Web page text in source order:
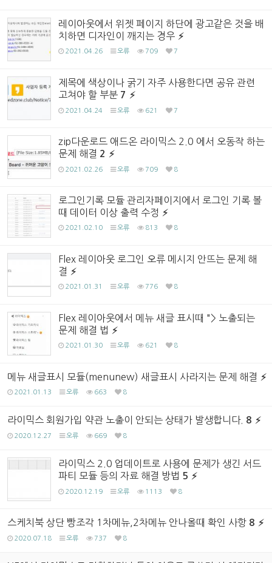
레이아웃에서 위젯 페이지 하단에 광고같은 것을 배
치하면 디자인이 깨지는 경우
2021.04.26 오류 709 7
제목에 색상이나 굵기 자주 사용한다면 공유 관련
고쳐야 할 부분 7
2021.04.24 오류 621 7
zip다운로드 애드온 라이믹스 2.0 에서 오동작 하는
문제 해결 2
2021.02.26 오류 709 8
로그인기록 모듈 관리자페이지에서 로그인 기록 볼
때 데이터 이상 출력 수정
2021.02.10 오류 813 8
Flex 레이아웃 로그인 오류 메시지 안뜨는 문제 해
결
2021.01.31 오류 776 8
Flex 레이아웃에서 메뉴 새글 표시때 "> 노출되는
문제 해결 법
2021.01.30 오류 621 8
메뉴 새글표시 모듈(menunew) 새글표시 사라지는 문제 해결
2021.01.13 오류 663 8
라이믹스 회원가입 약관 노출이 안되는 상태가 발생합니다. 8
2020.12.27 오류 669 8
라이믹스 2.0 업데이트로 사용에 문제가 생긴 서드
파티 모듈 등의 자료 해결 방법 5
2020.12.19 오류 1113 8
스케치북 상단 빵조각 1차메뉴,2차메뉴 안나올때 확인 사항 8
2020.07.18 오류 737 8